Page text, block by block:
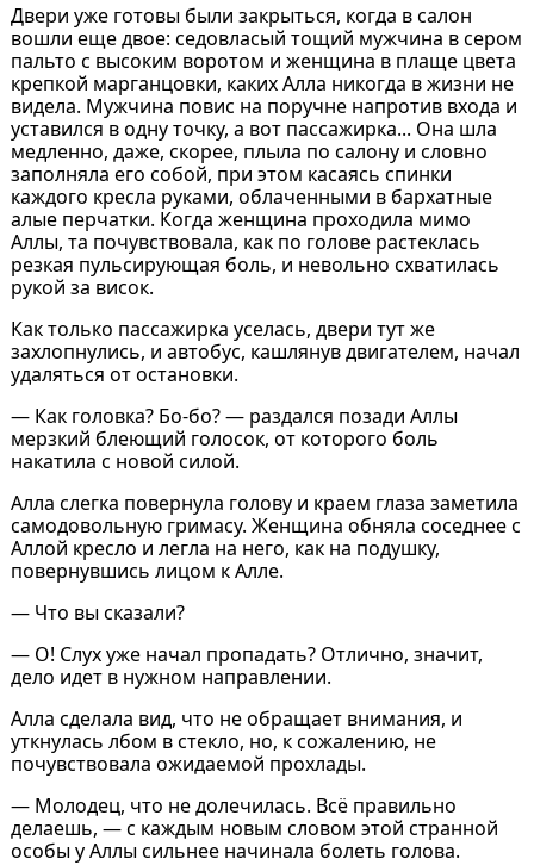
Двери уже готовы были закрыться, когда в салон
вошли еще двое: седовласый тощий мужчина в сером
пальто с высоким воротом и женщина в плаще цвета
крепкой марганцовки, каких Алла никогда в жизни не
видела. Мужчина повис на поручне напротив входа и
уставился в одну точку, а вот пассажирка... Она шла
медленно, даже, скорее, плыла по салону и словно
заполняла его собой, при этом касаясь спинки
каждого кресла руками, облаченными в бархатные
алые перчатки. Когда женщина проходила мимо
Аллы, та почувствовала, как по голове растеклась
резкая пульсирующая боль, и невольно схватилась
рукой за висок.
Как только пассажирка уселась, двери тут же
захлопнулись, и автобус, кашлянув двигателем, начал
удаляться от остановки.
— Как головка? Бо-бо? — раздался позади Аллы
мерзкий блеющий голосок, от которого боль
накатила с новой силой.
Алла слегка повернула голову и краем глаза заметила
самодовольную гримасу. Женщина обняла соседнее с
Аллой кресло и легла на него, как на подушку,
повернувшись лицом к Алле.
— Что вы сказали?
— О! Слух уже начал пропадать? Отлично, значит,
дело идет в нужном направлении.
Алла сделала вид, что не обращает внимания, и
уткнулась лбом в стекло, но, к сожалению, не
почувствовала ожидаемой прохлады.
— Молодец, что не долечилась. Всё правильно
делаешь, — с каждым новым словом этой странной
особы у Аллы сильнее начинала болеть голова.